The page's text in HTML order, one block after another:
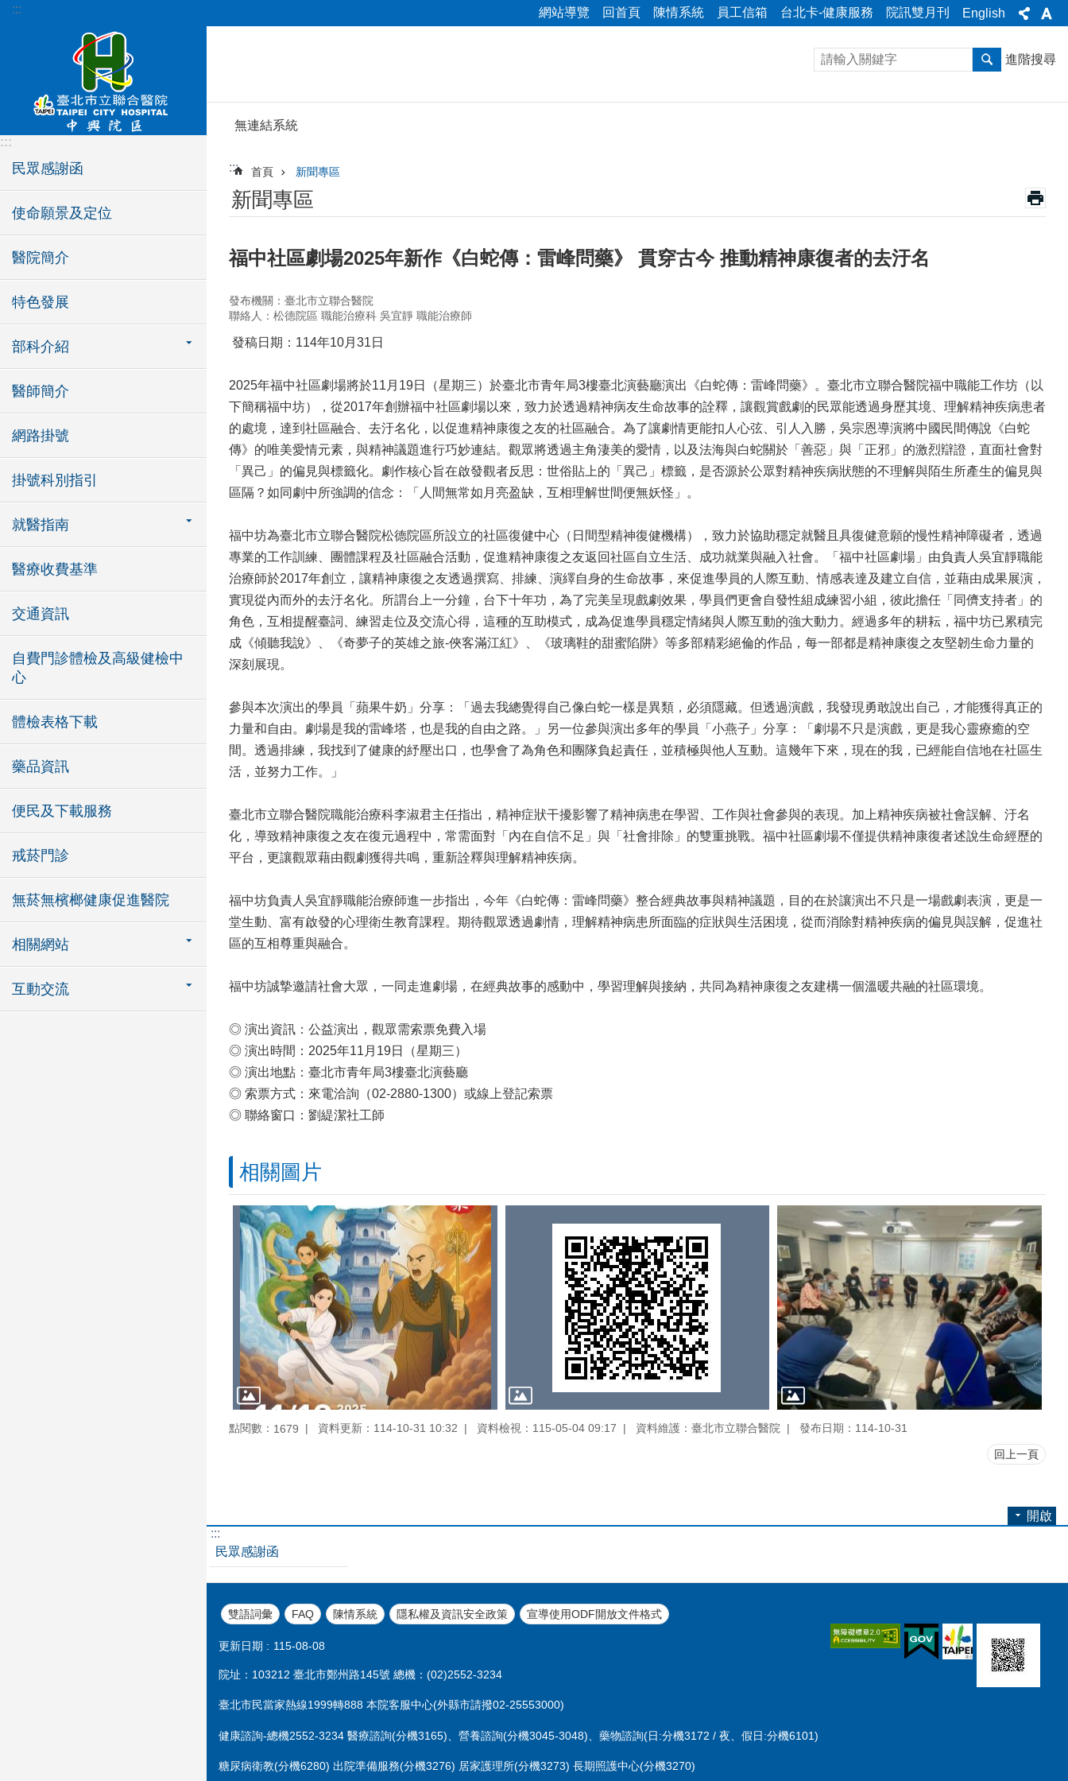
跳到主要內容區塊
::: 網站導覽 回首頁 陳情系統 員工信箱 台北卡-健康服務 院訊雙月刊 English
:::
民眾感謝函
使命願景及定位
醫院簡介
特色發展
部科介紹
醫師簡介
網路掛號
掛號科別指引
就醫指南
醫療收費基準
交通資訊
自費門診體檢及高級健檢中
心
體檢表格下載
藥品資訊
便民及下載服務
戒菸門診
無菸無檳榔健康促進醫院
相關網站
互動交流
進階搜尋
無連結系統
::: 首頁 新聞專區
新聞專區
福中社區劇場2025年新作《白蛇傳：雷峰問藥》 貫穿古今 推動精神康復者的去汙名
發布機關：臺北市立聯合醫院
聯絡人：松德院區 職能治療科 吳宜靜 職能治療師
發稿日期：114年10月31日
2025年福中社區劇場將於11月19日（星期三）於臺北市青年局3樓臺北演藝廳演出《白蛇傳：雷峰問藥》。臺北市立聯合醫院福中職能工作坊（以
下簡稱福中坊），從2017年創辦福中社區劇場以來，致力於透過精神病友生命故事的詮釋，讓觀賞戲劇的民眾能透過身歷其境、理解精神疾病患者
的處境，達到社區融合、去汙名化，以促進精神康復之友的社區融合。為了讓劇情更能扣人心弦、引人入勝，吳宗恩導演將中國民間傳說《白蛇
傳》的唯美愛情元素，與精神議題進行巧妙連結。觀眾將透過主角淒美的愛情，以及法海與白蛇關於「善惡」與「正邪」的激烈辯證，直面社會對
「異己」的偏見與標籤化。劇作核心旨在啟發觀者反思：世俗貼上的「異己」標籤，是否源於公眾對精神疾病狀態的不理解與陌生所產生的偏見與
區隔？如同劇中所強調的信念：「人間無常如月亮盈缺，互相理解世間便無妖怪」。
福中坊為臺北市立聯合醫院松德院區所設立的社區復健中心（日間型精神復健機構），致力於協助穩定就醫且具復健意願的慢性精神障礙者，透過
專業的工作訓練、團體課程及社區融合活動，促進精神康復之友返回社區自立生活、成功就業與融入社會。「福中社區劇場」由負責人吳宜靜職能
治療師於2017年創立，讓精神康復之友透過撰寫、排練、演繹自身的生命故事，來促進學員的人際互動、情感表達及建立自信，並藉由成果展演，
實現從內而外的去汙名化。所謂台上一分鐘，台下十年功，為了完美呈現戲劇效果，學員們更會自發性組成練習小組，彼此擔任「同儕支持者」的
角色，互相提醒臺詞、練習走位及交流心得，這種的互助模式，成為促進學員穩定情緒與人際互動的強大動力。經過多年的耕耘，福中坊已累積完
成《傾聽我說》、《奇夢子的英雄之旅-俠客滿江紅》、《玻璃鞋的甜蜜陷阱》等多部精彩絕倫的作品，每一部都是精神康復之友堅韌生命力量的
深刻展現。
參與本次演出的學員「蘋果牛奶」分享：「過去我總覺得自己像白蛇一樣是異類，必須隱藏。但透過演戲，我發現勇敢說出自己，才能獲得真正的
力量和自由。劇場是我的雷峰塔，也是我的自由之路。」另一位參與演出多年的學員「小燕子」分享：「劇場不只是演戲，更是我心靈療癒的空
間。透過排練，我找到了健康的紓壓出口，也學會了為角色和團隊負起責任，並積極與他人互動。這幾年下來，現在的我，已經能自信地在社區生
活，並努力工作。」
臺北市立聯合醫院職能治療科李淑君主任指出，精神症狀干擾影響了精神病患在學習、工作與社會參與的表現。加上精神疾病被社會誤解、汙名
化，導致精神康復之友在復元過程中，常需面對「內在自信不足」與「社會排除」的雙重挑戰。福中社區劇場不僅提供精神康復者述說生命經歷的
平台，更讓觀眾藉由觀劇獲得共鳴，重新詮釋與理解精神疾病。
福中坊負責人吳宜靜職能治療師進一步指出，今年《白蛇傳：雷峰問藥》整合經典故事與精神議題，目的在於讓演出不只是一場戲劇表演，更是一
堂生動、富有啟發的心理衛生教育課程。期待觀眾透過劇情，理解精神病患所面臨的症狀與生活困境，從而消除對精神疾病的偏見與誤解，促進社
區的互相尊重與融合。
福中坊誠摯邀請社會大眾，一同走進劇場，在經典故事的感動中，學習理解與接納，共同為精神康復之友建構一個溫暖共融的社區環境。
◎ 演出資訊：公益演出，觀眾需索票免費入場
◎ 演出時間：2025年11月19日（星期三）
◎ 演出地點：臺北市青年局3樓臺北演藝廳
◎ 索票方式：來電洽詢（02-2880-1300）或線上登記索票
◎ 聯絡窗口：劉緹潔社工師
相關圖片
點閱數： 1679 資料更新：114-10-31 10:32 資料檢視：115-05-04 09:17 資料維護：臺北市立聯合醫院 發布日期：114-10-31
回上一頁
開啟
:::
民眾感謝函
雙語詞彙 FAQ 陳情系統 隱私權及資訊安全政策 宣導使用ODF開放文件格式
更新日期 115-08-08
院址：103212 臺北市鄭州路145號 總機：(02)2552-3234
臺北市民當家熱線1999轉888 本院客服中心(外縣市請撥02-25553000)
健康諮詢-總機2552-3234 醫療諮詢(分機3165)、營養諮詢(分機3045-3048)、藥物諮詢(日:分機3172 / 夜、假日:分機6101)
糖尿病衛教(分機6280) 出院準備服務(分機3276) 居家護理所(分機3273) 長期照護中心(分機3270)